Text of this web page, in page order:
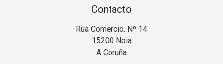
Contacto
Rúa Comercio, Nº 14
15200 Noia
A Coruña